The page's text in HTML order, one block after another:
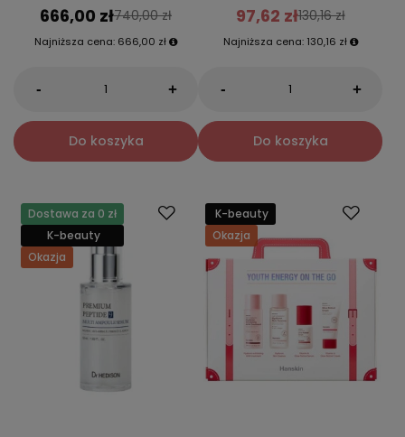
666,00 zł740,00 zł
Najniższa cena: 666,00 zł
- +
Do koszyka
97,62 zł130,16 zł
Najniższa cena: 130,16 zł
- +
Do koszyka
Dostawa za 0 zł
K-beauty
Okazja
K-beauty
Okazja